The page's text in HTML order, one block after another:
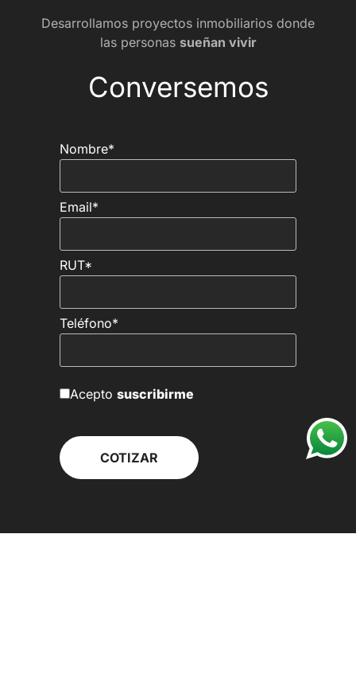
Desarrollamos proyectos inmobiliarios donde
las personas sueñan vivir
Conversemos
Nombre*
Email*
RUT*
Teléfono*
Acepto suscribirme